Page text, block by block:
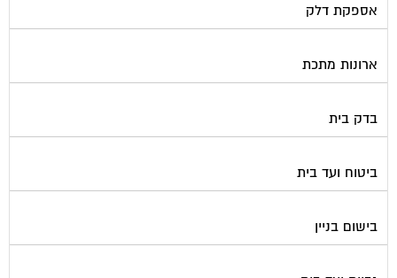
אספקת דלק
ארונות מתכת
בדק בית
ביטוח ועד בית
בישום בניין